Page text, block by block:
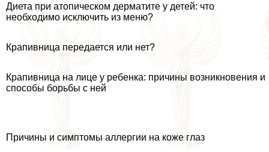
Диета при атопическом дерматите у детей: что
необходимо исключить из меню?
Крапивница передается или нет?
Крапивница на лице у ребенка: причины возникновения и
способы борьбы с ней
Причины и симптомы аллергии на коже глаз